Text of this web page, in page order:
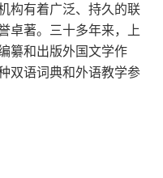
构有着广泛、持久的联
卓著。三十多年来，上
纂和出版外国文学作
双语词典和外语教学参